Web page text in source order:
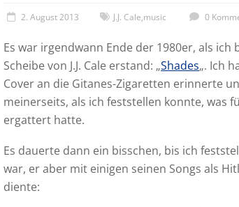
2. August 2013 J.J. Cale,music 0
Es war irgendwann Ende der 1980er, als
Scheibe von J.J. Cale erstand: „Shades„. Ich
Cover an die Gitanes-Zigaretten erinnerte
meinerseits, als ich feststellen konnte, was
ergattert hatte.
Es dauerte dann ein bisschen, bis ich
war, er aber mit einigen seinen Songs als
diente: